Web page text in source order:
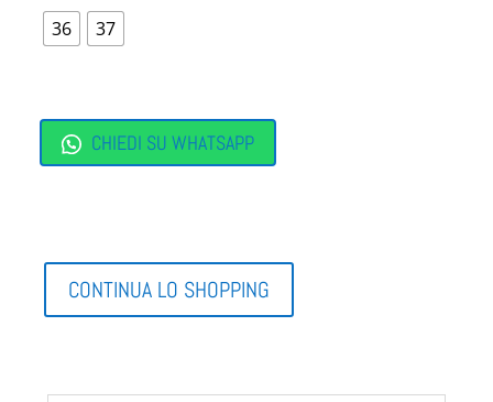
36 37
CHIEDI SU WHATSAPP
CONTINUA LO SHOPPING